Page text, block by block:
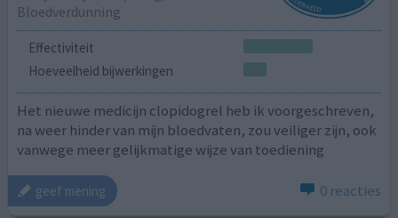
Bloedverdunning
Effectiviteit
Hoeveelheid bijwerkingen
Het nieuwe medicijn clopidogrel heb ik voorgeschreven,
na weer hinder van mijn bloedvaten, zou veiliger zijn, ook
vanwege meer gelijkmatige wijze van toediening
geef mening 0 reacties